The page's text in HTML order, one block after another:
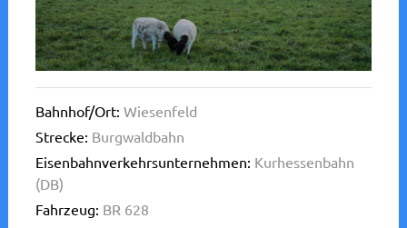
Bahnhof/Ort: Wiesenfeld
Strecke: Burgwaldbahn
Eisenbahnverkehrsunternehmen: Kurhessenbahn
(DB)
Fahrzeug: BR 628